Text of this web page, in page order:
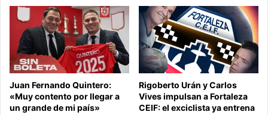
Juan Fernando Quintero:
«Muy contento por llegar a
un grande de mi país»
Rigoberto Urán y Carlos
Vives impulsan a Fortaleza
CEIF: el exciclista ya entrena